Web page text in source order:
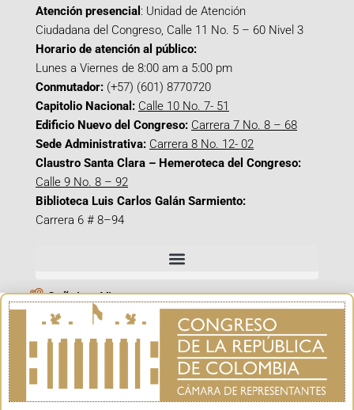
Atención presencial : Unidad de Atención
Ciudadana del Congreso, Calle 11 No. 5 – 60 Nivel 3
Horario de atención al público:
Lunes a Viernes de 8:00 am a 5:00 pm
Conmutador: (+57) (601) 8770720
Capitolio Nacional: Calle 10 No. 7- 51
Edificio Nuevo del Congreso: Carrera 7 No. 8 – 68
Sede Administrativa: Carrera 8 No. 12- 02
Claustro Santa Clara – Hemeroteca del Congreso:
Calle 9 No. 8 – 92
Biblioteca Luis Carlos Galán Sarmiento:
Carrera 6 # 8–94
Señal en Vivo
Facebook_@CamaraColombia
Instagram_@CamaraColombia
X_@CamaraColombia
Youtube_@CamaraColombia